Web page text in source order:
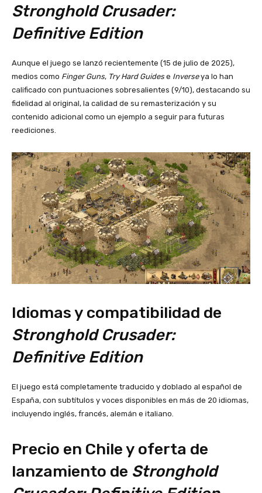
Stronghold Crusader:
Definitive Edition
Aunque el juego se lanzó recientemente (15 de julio de 2025),
medios como Finger Guns, Try Hard Guides e Inverseya lo han
calificado con puntuaciones sobresalientes (9/10), destacando su
fidelidad al original, la calidad de su remasterización y su
contenido adicional como un ejemplo a seguir para futuras
reediciones.
Idiomas y compatibilidad de
Stronghold Crusader:
Definitive Edition
El juego está completamente traducido y doblado al español de
España, con subtítulos y voces disponibles en más de 20 idiomas,
incluyendo inglés, francés, alemán e italiano.
Precio en Chile y oferta de
lanzamiento de Stronghold